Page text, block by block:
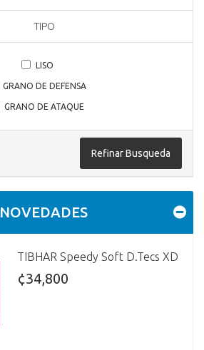
TIPO
LISO
GRANO DE DEFENSA
GRANO DE ATAQUE
Refinar Busqueda
NOVEDADES
TIBHAR Speedy Soft D.Tecs XD
¢34,800